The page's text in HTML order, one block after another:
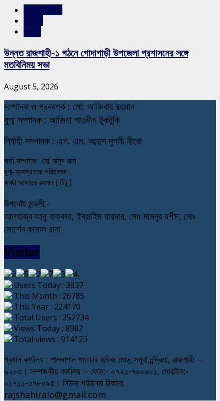
উন্নত রাজশাহী-১ গঠনে গোদাগাড়ী উপজেলা প্রশাসনের সঙ্গে
মতবিনিময় সভা
August 5, 2026
সম্পাদক ও প্রকাশক : মো: আজিবার রহমান
যুগ্ম সম্পাদক : আজিমা পারভীন টুকটুকি
নির্বাহী সম্পাদক : এস. এম. আব্দুল মুগনী নীরো
বার্তা সম্পাদক : মো: মাসুদ রানা
যুগ্ম-ব্যবস্থাপনা পরিচালক :
কাজী আসাদুর রহমান ( টিটু )
উপদেষ্টা মন্ডলী:-
আলহাজ্ব আবু বাক্কার, ইব্রাহিম হায়দার, মোঃ মামনুর রশীদ, মোঃ
মোর্শেদ কামাল রানা
Visitor
Users Today : 3837
This Month : 26785
This Year : 224170
Total Users : 252734
Views Today : 8982
Total views : 914123
প্রধান কার্যালয় : শালবাগান পাওয়ার হাউজ মোড়,সপুরা,চন্দ্রিমা, রাজশাহী –
৬২০৩। সম্পাদকীয় কার্যালয় :- ফোন:- ০৭২১-৭৬০৬২১, মোবাইল:-
০১৭১১-৩৭৮০৯৪। নিউজ পাঠানোর ঠিকানা:
rajshahiralo@gmail.com